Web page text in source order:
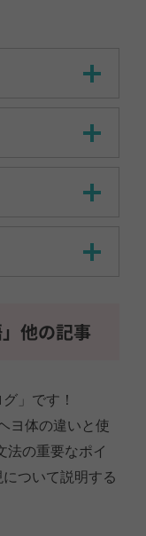
他の記事
」です！
ヨ体の違いと使
法の重要なポイ
ついて説明する